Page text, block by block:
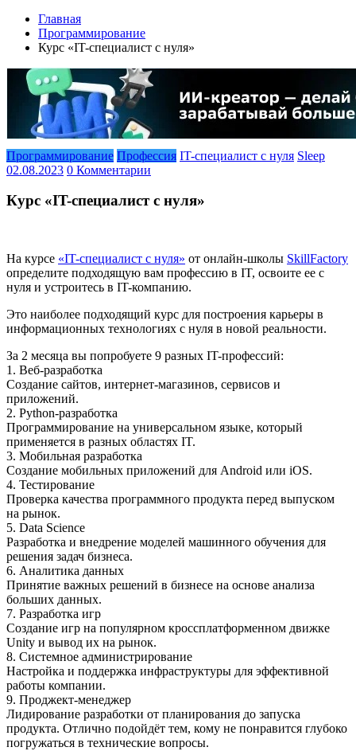
Главная
Программирование
Курс «IT-специалист с нуля»
Программирование Профессия IT-специалист с нуля Sleep
02.08.2023 0 Комментарии
Курс «IT-специалист с нуля»
На курсе «IT-специалист с нуля» от онлайн-школы SkillFactory
определите подходящую вам профессию в IT, освоите ее с
нуля и устроитесь в IT-компанию.
Это наиболее подходящий курс для построения карьеры в
информационных технологиях с нуля в новой реальности.
За 2 месяца вы попробуете 9 разных IT-профессий:
1. Веб-разработка
Создание сайтов, интернет-магазинов, сервисов и
приложений.
2. Python-разработка
Программирование на универсальном языке, который
применяется в разных областях IT.
3. Мобильная разработка
Создание мобильных приложений для Android или iOS.
4. Тестирование
Проверка качества программного продукта перед выпуском
на рынок.
5. Data Science
Разработка и внедрение моделей машинного обучения для
решения задач бизнеса.
6. Аналитика данных
Принятие важных решений в бизнесе на основе анализа
больших данных.
7. Разработка игр
Создание игр на популярном кроссплатформенном движке
Unity и вывод их на рынок.
8. Системное администрирование
Настройка и поддержка инфраструктуры для эффективной
работы компании.
9. Проджект-менеджер
Лидирование разработки от планирования до запуска
продукта. Отлично подойдёт тем, кому не понравится глубоко
погружаться в технические вопросы.